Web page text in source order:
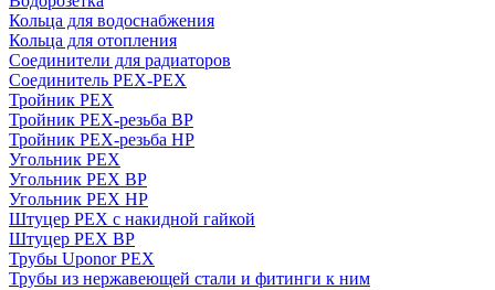
Кольца для водоснабжения
Кольца для отопления
Соединители для радиаторов
Соединитель PEX-PEX
Тройник PEX
Тройник PEX-резьба ВР
Тройник PEX-резьба НР
Угольник PEX
Угольник PEX ВР
Угольник PEX НР
Штуцер PEX c накидной гайкой
Штуцер PEX ВР
Трубы Uponor PEX
Трубы из нержавеющей стали и фитинги к ним